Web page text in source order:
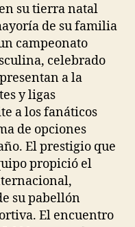
su tierra natal
de su familia
campeonato
celebrado
a la
y ligas
a los fanáticos
de opciones
El prestigio que
propició el
su pabellón
El encuentro